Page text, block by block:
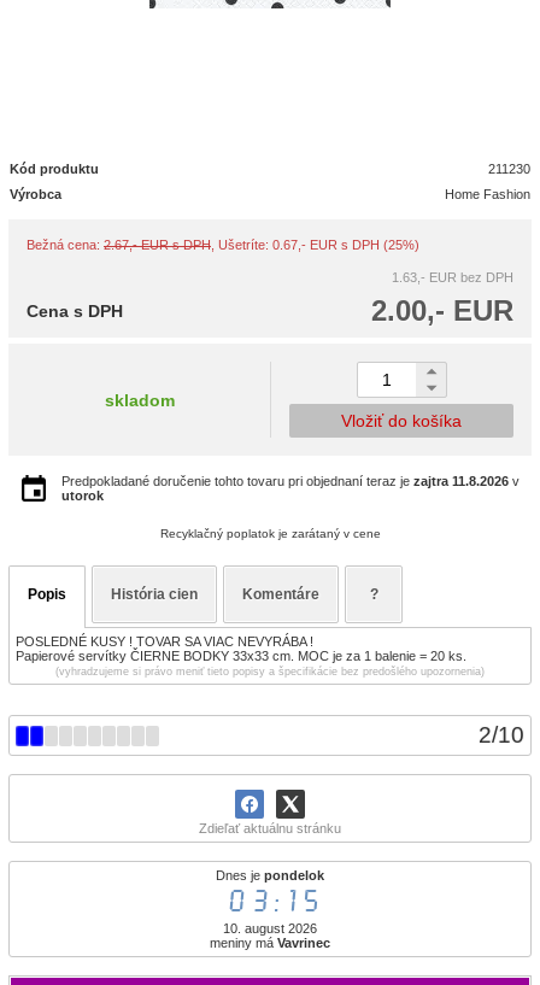
2/10
Zdieľať aktuálnu stránku
Dnes je pondelok
03:15
10. august 2026
meniny má Vavrinec
Kód produktu
211230
Výrobca
Home Fashion
Bežná cena: 2.67,- EUR s DPH , Ušetríte: 0.67,- EUR s DPH (25%)
1.63,- EUR bez DPH
2.00,- EUR
Cena s DPH
skladom
Vložiť do košíka
Predpokladané doručenie tohto tovaru pri objednaní teraz je zajtra 11.8.2026 v
utorok
Recyklačný poplatok je zarátaný v cene
Popis História cien Komentáre ?
POSLEDNÉ KUSY ! TOVAR SA VIAC NEVYRÁBA !
Papierové servítky ČIERNE BODKY 33x33 cm. MOC je za 1 balenie = 20 ks.
(vyhradzujeme si právo meniť tieto popisy a špecifikácie bez predošlého upozornenia)